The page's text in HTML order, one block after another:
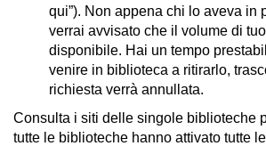
qui”). Non appena chi lo aveva in
verrai avvisato che il volume di
disponibile. Hai un tempo
venire in biblioteca a ritirarlo,
richiesta verrà annullata.
Consulta i siti delle singole biblioteche
tutte le biblioteche hanno attivato tutte